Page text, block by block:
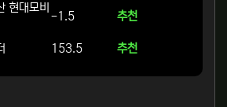
현대모비
-1.5 추천
153.5 추천